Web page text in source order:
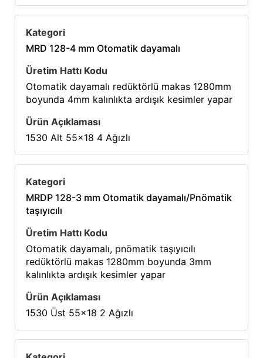
MRD 128-4 mm Otomatik dayamalı
Otomatik dayamalı redüktörlü makas 1280mm
boyunda 4mm kalınlıkta ardışık kesimler yapar
1530 Alt 55×18 4 Ağızlı
MRDP 128-3 mm Otomatik dayamalı/Pnömatik
taşıyıcılı
Otomatik dayamalı, pnömatik taşıyıcılı
redüktörlü makas 1280mm boyunda 3mm
kalınlıkta ardışık kesimler yapar
1530 Üst 55×18 2 Ağızlı